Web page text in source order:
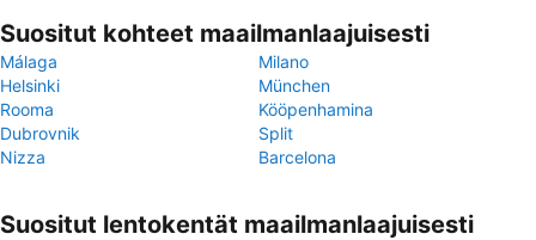
Suositut kohteet maailmanlaajuisesti
Málaga
Milano
Helsinki
München
Rooma
Kööpenhamina
Dubrovnik
Split
Nizza
Barcelona
Suositut lentokentät maailmanlaajuisesti